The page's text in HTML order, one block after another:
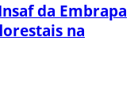
da Embrapa
na